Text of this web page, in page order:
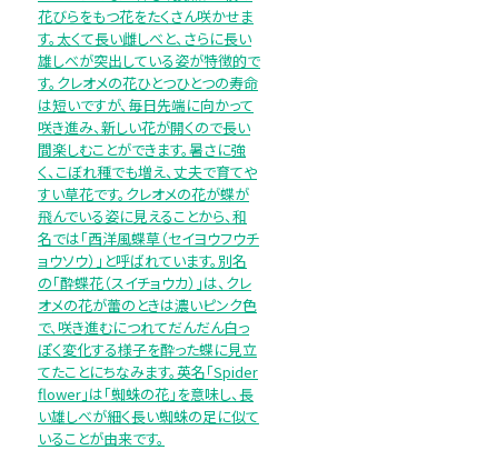
花びらをもつ花をたくさん咲かせま
す。太くて長い雌しべと、さらに長い
雄しべが突出している姿が特徴的で
す。クレオメの花ひとつひとつの寿命
は短いですが、毎日先端に向かって
咲き進み、新しい花が開くので長い
間楽しむことができます。暑さに強
く、こぼれ種でも増え、丈夫で育てや
すい草花です。クレオメの花が蝶が
飛んでいる姿に見えることから、和
名では「西洋風蝶草（セイヨウフウチ
ョウソウ）」と呼ばれています。別名
の「酔蝶花（スイチョウカ）」は、クレ
オメの花が蕾のときは濃いピンク色
で、咲き進むにつれてだんだん白っ
ぽく変化する様子を酔った蝶に見立
てたことにちなみます。英名「Spider
flower」は「蜘蛛の花」を意味し、長
い雄しべが細く長い蜘蛛の足に似て
いることが由来です。